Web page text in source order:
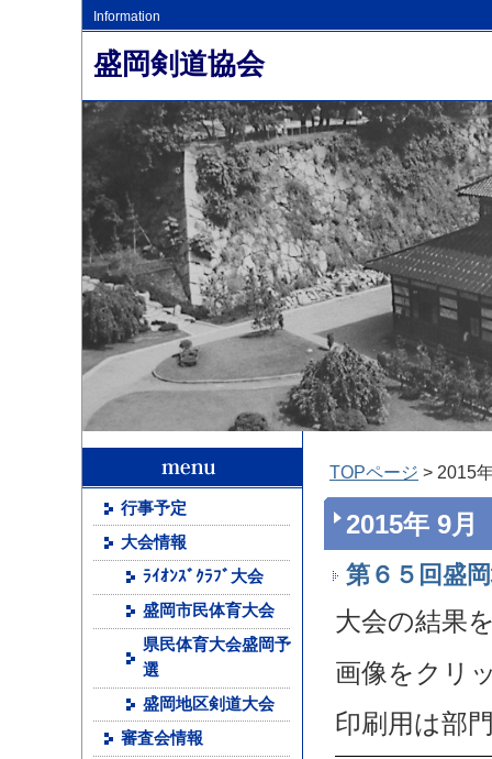
Information
盛岡剣道協会
TOPページ > 2015
2015年 9月
第６５回盛
大会の結果
画像をクリ
印刷用は部
行事予定
大会情報
ﾗｲｵﾝｽﾞｸﾗﾌﾞ大会
盛岡市民体育大会
県民体育大会盛岡予
選
盛岡地区剣道大会
審査会情報